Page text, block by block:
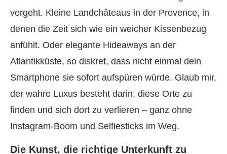
vergeht. Kleine Landchâteaus in der Provence, in
denen die Zeit sich wie ein weicher Kissenbezug
anfühlt. Oder elegante Hideaways an der
Atlantikküste, so diskret, dass nicht einmal dein
Smartphone sie sofort aufspüren würde. Glaub mir,
der wahre Luxus besteht darin, diese Orte zu
finden und sich dort zu verlieren – ganz ohne
Instagram-Boom und Selfiesticks im Weg.
Die Kunst, die richtige Unterkunft zu